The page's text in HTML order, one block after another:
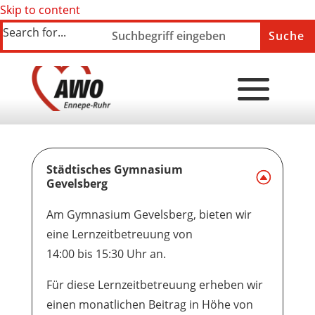
Skip to content
Search for...
Städtisches Gymnasium
Gevelsberg
Am Gymnasium Gevelsberg, bieten wir
eine Lernzeitbetreuung von
14:00 bis 15:30 Uhr an.
Für diese Lernzeitbetreuung erheben wir
einen monatlichen Beitrag in Höhe von